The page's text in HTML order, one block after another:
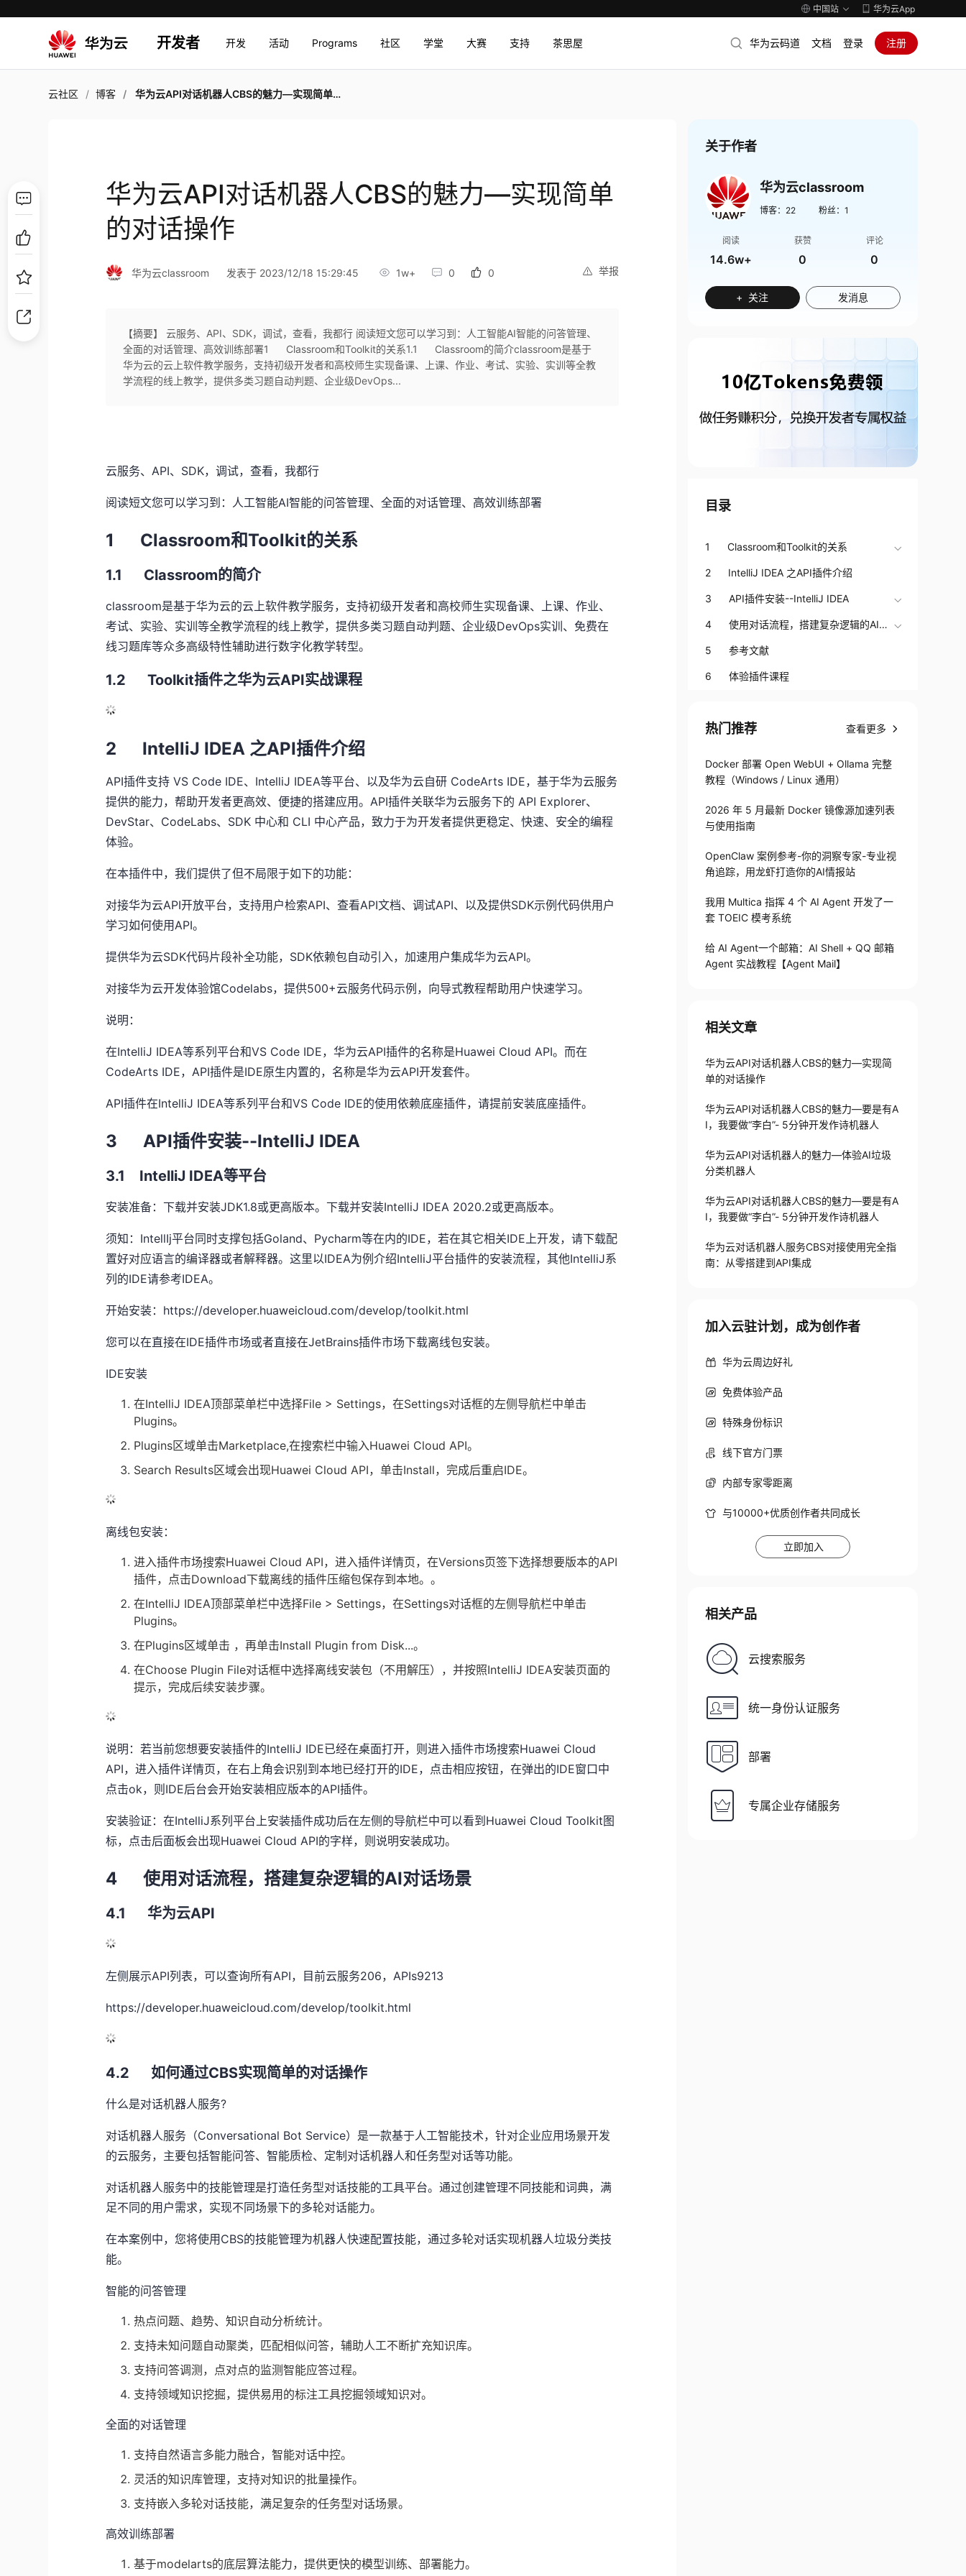
中国站 华为云App
开发者 开发 活动 Programs 社区 学堂 大赛 支持 茶思屋 华为云码道 文档 登录 注册
云社区 博客 华为云API对话机器人CBS的魅力—实现简单的对话操作
华为云API对话机器人CBS的魅力—实现简单
的对话操作
举报
华为云classroom 发表于 2023/12/18 15:29:45 1w+ 0 0
【摘要】 云服务、API、SDK，调试，查看，我都行 阅读短文您可以学习到：人工智能AI智能的问答管理、
全面的对话管理、高效训练部署1 Classroom和Toolkit的关系1.1 Classroom的简介classroom是基于
华为云的云上软件教学服务，支持初级开发者和高校师生实现备课、上课、作业、考试、实验、实训等全教
学流程的线上教学，提供多类习题自动判题、企业级DevOps...
云服务、API、 SDK，调试，查看，我都行
阅读短文您可以学习到：人工智能AI智能的问答管理、全面的对话管理、高效训练部署
1 Classroom和Toolkit的关系
1.1 Classroom的简介
classroom是基于华为云的云上软件教学服务，支持初级开发者和高校师生实现备课、上课、作业、
考试、实验、实训等全教学流程的线上教学，提供多类习题自动判题、企业级DevOps实训、免费在
线习题库等众多高级特性辅助进行数字化教学转型。
1.2Toolkit插件之华为云API实战课程
2 IntelliJ IDEA 之API插件介绍
API插件支持 VS Code IDE、 IntelliJ IDEA等平台、以及华为云自研 CodeArts IDE，基于华为云服务
提供的能力，帮助开发者更高效、便捷的搭建应用。API插件关联华为云服务下的 API Explorer、
DevStar、 CodeLabs、 SDK 中心和 CLI 中心产品，致力于为开发者提供更稳定、快速、安全的编程
体验。
在本插件中，我们提供了但不局限于如下的功能：
对接华为云API开放平台，支持用户检索API、查看API文档、调试API、以及提供SDK示例代码供用户
学习如何使用API。
提供华为云SDK代码片段补全功能， SDK依赖包自动引入，加速用户集成华为云API。
对接华为云开发体验馆Codelabs，提供500+云服务代码示例，向导式教程帮助用户快速学习。
说明：
在IntelliJ IDEA等系列平台和VS Code IDE，华为云API插件的名称是Huawei Cloud API。而在
CodeArts IDE，API插件是IDE原生内置的，名称是华为云API开发套件。
API插件在IntelliJ IDEA等系列平台和VS Code IDE的使用依赖底座插件，请提前安装底座插件。
3 API插件安装--IntelliJ IDEA
3.1 IntelliJ IDEA等平台
安装准备：下载并安装JDK1.8或更高版本。下载并安装IntelliJ IDEA 2020.2或更高版本。
须知： IntellIj平台同时支撑包括Goland、 Pycharm等在内的IDE，若在其它相关IDE上开发，请下载配
置好对应语言的编译器或者解释器。这里以IDEA为例介绍IntelliJ平台插件的安装流程，其他IntelliJ系
列的IDE请参考IDEA。
开始安装： https://developer.huaweicloud.com/develop/toolkit.html
您可以在直接在IDE插件市场或者直接在JetBrains插件市场下载离线包安装。
IDE安装
在IntelliJ IDEA顶部菜单栏中选择File > Settings，在Settings对话框的左侧导航栏中单击
Plugins。
Plugins区域单击Marketplace,在搜索栏中输入Huawei Cloud API。
Search Results区域会出现Huawei Cloud API，单击Install，完成后重启IDE。
离线包安装：
进入插件市场搜索Huawei Cloud API，进入插件详情页，在Versions页签下选择想要版本的API
插件，点击Download下载离线的插件压缩包保存到本地。。
在IntelliJ IDEA顶部菜单栏中选择File > Settings，在Settings对话框的左侧导航栏中单击
Plugins。
在Plugins区域单击 ，再单击Install Plugin from Disk...。
在Choose Plugin File对话框中选择离线安装包（不用解压），并按照IntelliJ IDEA安装页面的
提示，完成后续安装步骤。
说明：若当前您想要安装插件的IntelliJ IDE已经在桌面打开，则进入插件市场搜索Huawei Cloud
API，进入插件详情页，在右上角会识别到本地已经打开的IDE，点击相应按钮，在弹出的IDE窗口中
点击ok，则 IDE后台会开始安装相应版本的API插件。
安装验证：在IntelliJ系列平台上安装插件成功后在左侧的导航栏中可以看到 Huawei Cloud Toolkit图
标，点击后面板会出现Huawei Cloud API的字样，则说明安装成功。
4 使用对话流程，搭建复杂逻辑的AI对话场景
4.1 华为云API
左侧展示API列表，可以查询所有API，目前云服务206，APIs9213
https://developer.huaweicloud.com/develop/toolkit.html
4.2 如何通过CBS实现简单的对话操作
什么是对话机器人服务?
对话机器人服务（Conversational Bot Service）是一款基于人工智能技术，针对企业应用场景开发
的云服务，主要包括智能问答、智能质检、定制对话机器人和任务型对话等功能。
对话机器人服务中的技能管理是打造任务型对话技能的工具平台。通过创建管理不同技能和词典，满
足不同的用户需求，实现不同场景下的多轮对话能力。
在本案例中，您将使用 CBS的技能管理为机器人快速配置技能，通过多轮对话实现机器人垃圾分类技
能。
智能的问答管理
热点问题、趋势、知识自动分析统计。
支持未知问题自动聚类，匹配相似问答，辅助人工不断扩充知识库。
支持问答调测，点对点的监测智能应答过程。
支持领域知识挖掘，提供易用的标注工具挖掘领域知识对。
全面的对话管理
支持自然语言多能力融合，智能对话中控。
灵活的知识库管理，支持对知识的批量操作。
支持嵌入多轮对话技能，满足复杂的任务型对话场景。
高效训练部署
基于modelarts的底层算法能力，提供更快的模型训练、部署能力。
关于作者
华为云classroom
博客： 22 粉丝： 1
阅读
14.6w+
获赞
0
评论
0
+ 关注 发消息
目录
1 Classroom和Toolkit的关系
2 IntelliJ IDEA 之API插件介绍
3 API插件安装--IntelliJ IDEA
4 使用对话流程，搭建复杂逻辑的AI对
话场景
5 参考文献
6 体验插件课程
热门推荐 查看更多
Docker 部署 Open WebUI + Ollama 完整
教程（Windows / Linux 通用）
2026 年 5 月最新 Docker 镜像源加速列表
与使用指南
OpenClaw 案例参考-你的洞察专家-专业视
角追踪，用龙虾打造你的AI情报站
我用 Multica 指挥 4 个 AI Agent 开发了一
套 TOEIC 模考系统
给 AI Agent一个邮箱：AI Shell + QQ 邮箱
Agent 实战教程【Agent Mail】
相关文章
华为云API对话机器人CBS的魅力—实现简
单的对话操作
华为云API对话机器人CBS的魅力—要是有A
I，我要做“李白”- 5分钟开发作诗机器人
华为云API对话机器人的魅力—体验AI垃圾
分类机器人
华为云API对话机器人CBS的魅力—要是有A
I，我要做“李白”- 5分钟开发作诗机器人
华为云对话机器人服务CBS对接使用完全指
南：从零搭建到API集成
加入云驻计划，成为创作者
华为云周边好礼
免费体验产品
特殊身份标识
线下官方门票
内部专家零距离
与10000+优质创作者共同成长
立即加入
相关产品
云搜索服务
统一身份认证服务
部署
专属企业存储服务